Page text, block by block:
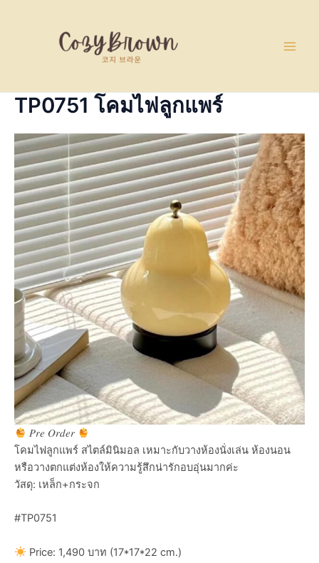
TP0751 โคมไฟลูกแพร์
𝑃𝑟𝑒 𝑂𝑟𝑑𝑒𝑟
โคมไฟลูกแพร์ สไตล์มินิมอล เหมาะกับวางห้องนั่งเล่น ห้องนอน
หรือวางตกแต่งห้องให้ความรู้สึกน่ารักอบอุ่นมากค่ะ
วัสดุ: เหล็ก+กระจก
#TP0751
Price: 1,490 บาท (17*17*22 cm.)